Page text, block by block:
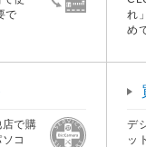
で
れ
め
店で購
コ
デ
ッ